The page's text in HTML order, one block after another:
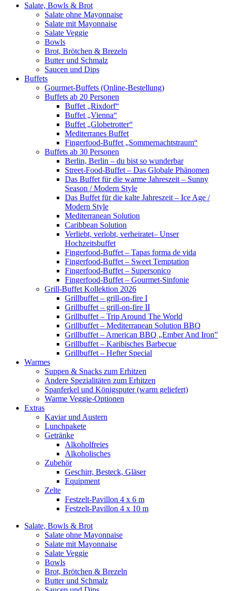
Salate, Bowls & Brot
Salate ohne Mayonnaise
Salate mit Mayonnaise
Salate Veggie
Bowls
Brot, Brötchen & Brezeln
Butter und Schmalz
Saucen und Dips
Buffets
Gourmet-Buffets (Online-Bestellung)
Buffets ab 20 Personen
Buffet „Rixdorf“
Buffet „Vienna“
Buffet „Globetrotter“
Mediterranes Buffet
Fingerfood-Buffet „Sommernachtstraum“
Buffets ab 30 Personen
Berlin, Berlin – du bist so wunderbar
Street-Food-Buffet – Das Globale Phänomen
Das Buffet für die warme Jahreszeit – Sunny
Season / Modern Style
Das Buffet für die kalte Jahreszeit – Ice Age /
Modern Style
Mediterranean Solution
Caribbean Solution
Verliebt, verlobt, verheiratet– Unser
Hochzeitsbuffet
Fingerfood-Buffet – Tapas forma de vida
Fingerfood-Buffet – Sweet Temptation
Fingerfood-Buffet – Supersonico
Fingerfood-Buffet – Gourmet-Sinfonie
Grill-Buffet Kollektion 2026
Grillbuffet – grill-on-fire I
Grillbuffet – grill-on-fire II
Grillbuffet – Trip Around The World
Grillbuffet – Mediterranean Solution BBQ
Grillbuffet – American BBQ „Ember And Iron”
Grillbuffet – Karibisches Barbecue
Grillbuffet – Hefter Special
Warmes
Suppen & Snacks zum Erhitzen
Andere Spezialitäten zum Erhitzen
Spanferkel und Königsputer (warm geliefert)
Warme Veggie-Optionen
Extras
Kaviar und Austern
Lunchpakete
Getränke
Alkoholfreies
Alkoholisches
Zubehör
Geschirr, Besteck, Gläser
Equipment
Zelte
Festzelt-Pavillon 4 x 6 m
Festzelt-Pavillon 4 x 10 m
Salate, Bowls & Brot
Salate ohne Mayonnaise
Salate mit Mayonnaise
Salate Veggie
Bowls
Brot, Brötchen & Brezeln
Butter und Schmalz